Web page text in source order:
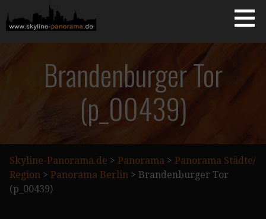
Inhalt
springen
SKYLINE-PANORAMA.DE
Brandenburger Tor
(p_00439)
Skyline-Panorama.de > Panorama > Panorama Städte/
Region > Panorama Berlin > Brandenburger Tor
(p_00439)